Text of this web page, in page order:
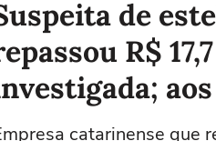
de
R$
catarinense que